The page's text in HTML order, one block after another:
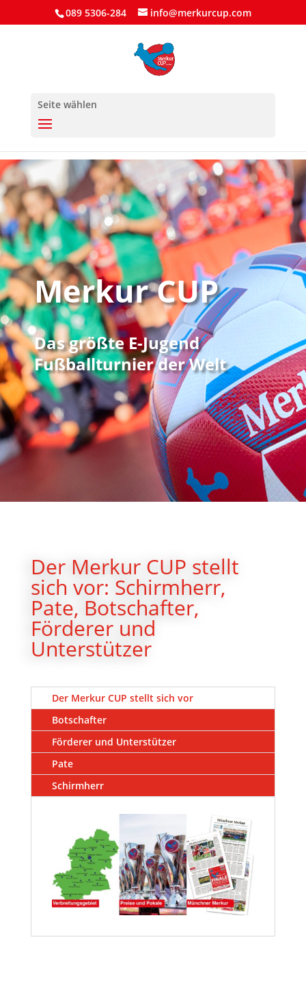
089 5306-284 info@merkurcup.com
Seite wählen
Merkur CUP
Das größte E-Jugend
Fußballturnier der Welt
Der Merkur CUP stellt
sich vor: Schirmherr,
Pate, Botschafter,
Förderer und
Unterstützer
Der Merkur CUP stellt sich vor
Botschafter
Förderer und Unterstützer
Pate
Schirmherr